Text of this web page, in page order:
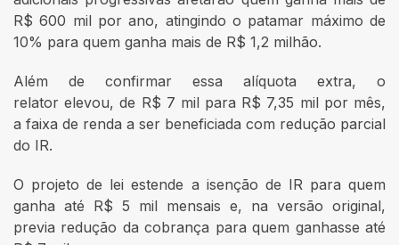
R$ 600 mil por ano, atingindo o patamar máximo de
10% para quem ganha mais de R$ 1,2 milhão.
Além de confirmar essa alíquota extra, o
relator elevou, de R$ 7 mil para R$ 7,35 mil por mês,
a faixa de renda a ser beneficiada com redução parcial
do IR.
O projeto de lei estende a isenção de IR para quem
ganha até R$ 5 mil mensais e, na versão original,
previa redução da cobrança para quem ganhasse até